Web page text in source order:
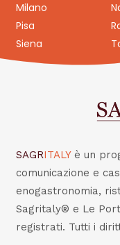
Milano
Pisa
Siena
SAGRITALY è un
comunicazione e
enogastronomia,
Sagritaly® e Le
registrati. Tutti i